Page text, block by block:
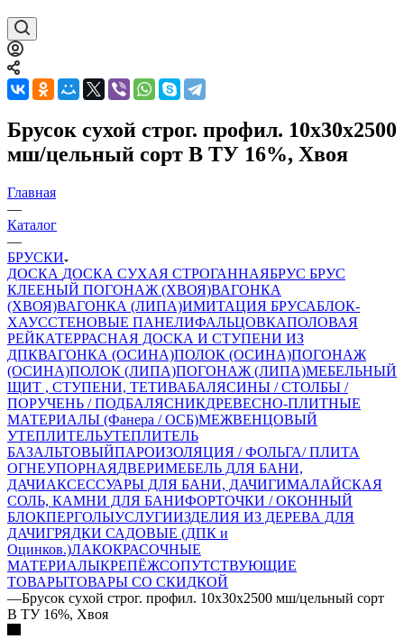
Брусок сухой строг. профил. 10x30x2500
мш/цельный сорт В ТУ 16%, Хвоя
Главная
—
Каталог
—
БРУСКИ
ДОСКА ДОСКА СУХАЯ СТРОГАННАЯБРУС БРУС
КЛЕЕНЫЙ ПОГОНАЖ (ХВОЯ)ВАГОНКА
(ХВОЯ)ВАГОНКА (ЛИПА)ИМИТАЦИЯ БРУСАБЛОК-
ХАУССТЕНОВЫЕ ПАНЕЛИФАЛЬЦОВКАПОЛОВАЯ
РЕЙКАТЕРРАСНАЯ ДОСКА И СТУПЕНИ ИЗ
ДПКВАГОНКА (ОСИНА)ПОЛОК (ОСИНА)ПОГОНАЖ
(ОСИНА)ПОЛОК (ЛИПА)ПОГОНАЖ (ЛИПА)МЕБЕЛЬНЫЙ
ЩИТ , СТУПЕНИ, ТЕТИВАБАЛЯСИНЫ / СТОЛБЫ /
ПОРУЧЕНЬ / ПОДБАЛЯСНИКДРЕВЕСНО-ПЛИТНЫЕ
МАТЕРИАЛЫ (Фанера / ОСБ)МЕЖВЕНЦОВЫЙ
УТЕПЛИТЕЛЬУТЕПЛИТЕЛЬ
БАЗАЛЬТОВЫЙПАРОИЗОЛЯЦИЯ / ФОЛЬГА/ ПЛИТА
ОГНЕУПОРНАЯДВЕРИМЕБЕЛЬ ДЛЯ БАНИ,
ДАЧИАКСЕССУАРЫ ДЛЯ БАНИ, ДАЧИГИМАЛАЙСКАЯ
СОЛЬ, КАМНИ ДЛЯ БАНИФОРТОЧКИ / ОКОННЫЙ
БЛОКПЕРГОЛЫУСЛУГИИЗДЕЛИЯ ИЗ ДЕРЕВА ДЛЯ
ДАЧИГРЯДКИ САДОВЫЕ (ДПК и
Оцинков.)ЛАКОКРАСОЧНЫЕ
МАТЕРИАЛЫКРЕПЁЖСОПУТСТВУЮЩИЕ
ТОВАРЫТОВАРЫ СО СКИДКОЙ
—Брусок сухой строг. профил. 10x30x2500 мш/цельный сорт
В ТУ 16%, Хвоя